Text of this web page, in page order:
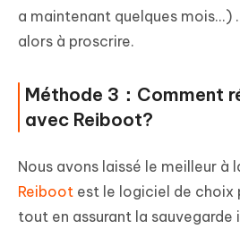
a maintenant quelques
alors à proscrire.
Méthode 3：Comment
avec Reiboot?
Nous avons laissé le meilleur à
Reiboot est le logiciel de choix
tout en assurant la sauvegarde